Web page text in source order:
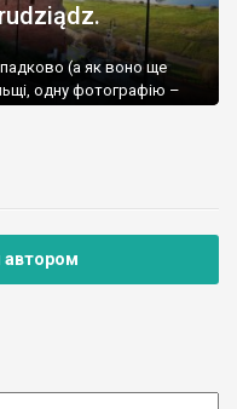
(а як воно ще
одну фотографію –
автором